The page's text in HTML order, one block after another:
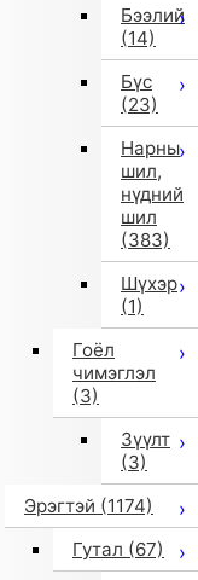
Бээлий
(14)
Бүс
(23)
Нарны
шил,
нүдний
шил
(383)
Шүхэр
(1)
Гоёл
чимэглэл
(3)
Зүүлт
(3)
Эрэгтэй (1174)
Гутал (67)